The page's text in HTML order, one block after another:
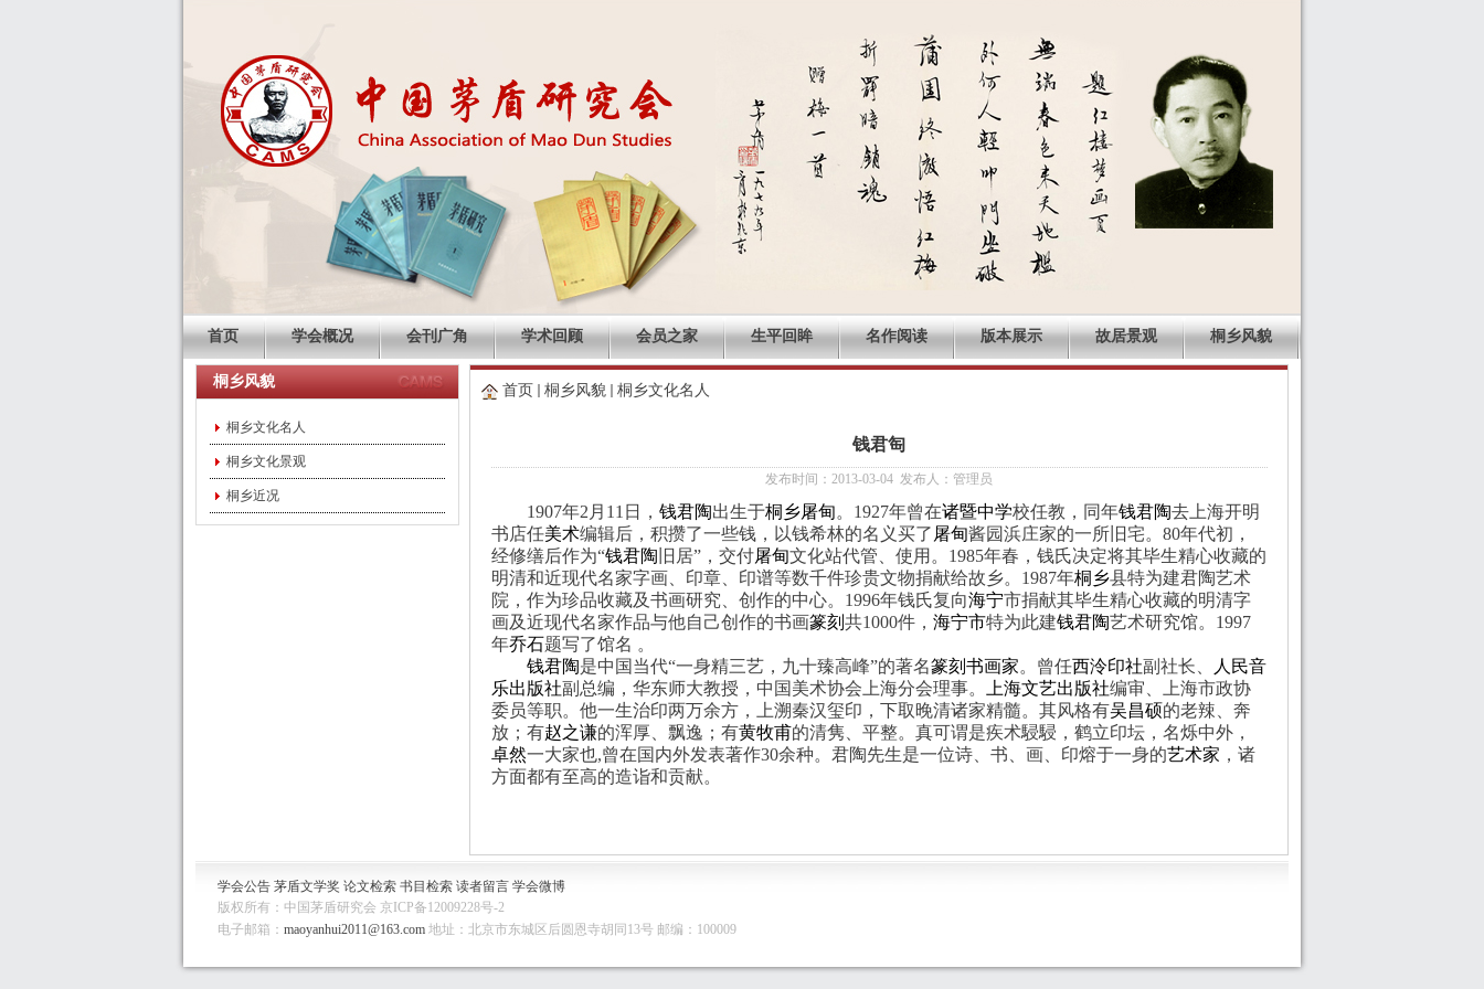
首页 学会概况 会刊广角 学术回顾 会员之家 生平回眸 名作阅读 版本展示 故居景观 桐乡风貌
桐乡风貌
桐乡文化名人
桐乡文化景观
桐乡近况
首页 桐乡风貌 桐乡文化名人
钱君匋
发布时间：2013-03-04 发布人：管理员
1907年2 月 11 日， 钱君陶出生于桐乡屠甸。 1927年曾在诸暨中学校任教，同年钱君陶去上海开明
书店任美术编辑后，积攒了一些钱，以钱希林的名义买了 屠甸酱园浜庄家的一所旧宅。 80年代初，
经修缮后作为“钱君陶 旧居”，交付屠甸文化站代管、使用。 1985年春，钱氏决定将其毕生精心收藏的
明清和近现代名家字画、印章、印谱等数千件珍贵文物捐献给故乡。 1987年桐乡县特为建君陶艺术
院，作为珍品收藏及书画研究、创作的中心。 1996年钱氏复向海宁市捐献其毕生精心收藏的明清字
画及近现代名家作品与他自己创作的书画篆刻 共1000件， 海宁市特为此建钱君陶艺术研究馆。 1997
年乔石题写了馆名 。
钱君陶是中国当代“一身精三艺，九十臻高峰”的著名篆刻 书画家。曾任西泠印社副社长、
人民音
乐出版社副总编，华东师大教授，中国美术协会上海分会理事。 上海文艺出版社编审、上海市政协
委员等职。他一生治印两万余方，上溯秦汉玺印，下取晚清诸家精髓。其风格有吴昌硕的老辣、奔
放；有赵之谦的浑厚、飘逸；有黄牧甫的清隽、平整。真可谓是疾术駸駸，鹤立印坛，名烁中外，
卓然一大家也,曾在国内外发表著作30余种。君陶先生是一位诗、书、画、印熔于一身的艺术家 ，诸
方面都有至高的造诣和贡献。
学会公告 茅盾文学奖 论文检索 书目检索 读者留言 学会微博
版权所有：中国茅盾研究会 京ICP备12009228号-2
电子邮箱： maoyanhui2011@163.com 地址：北京市东城区后圆恩寺胡同13号 邮编：100009